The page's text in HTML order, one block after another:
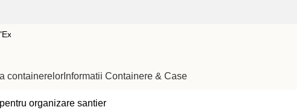
containerelor Informatii Containere & Case
organizare santier